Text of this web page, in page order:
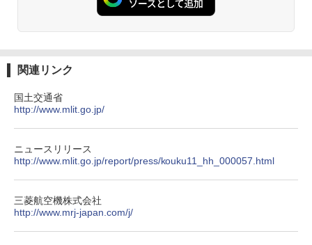
熊撃退スプレー 熊よけスプレー 熊スプレー
【日本企業販売】超強力クマ対策スプレー 30
￥3,680
DEWEL パラソル 大型 ビーチ アウトドアパ
ラソル ガーデン サイトシート付 折りたたみ
￥6,459
関連リンク
国土交通省
http://www.mlit.go.jp/
ニュースリリース
http://www.mlit.go.jp/report/press/kouku11_hh_000057.html
三菱航空機株式会社
http://www.mrj-japan.com/j/